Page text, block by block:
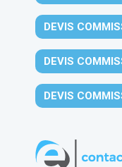
DEVIS
DEVIS
DEVIS